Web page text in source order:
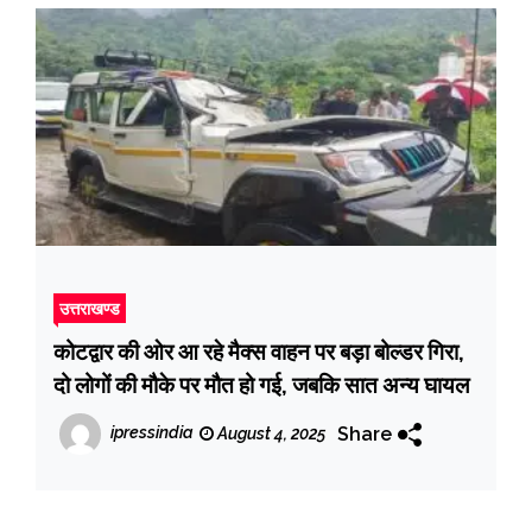
उत्तराखण्ड
कोटद्वार की ओर आ रहे मैक्स वाहन पर बड़ा बोल्डर गिरा,
दो लोगों की मौके पर मौत हो गई, जबकि सात अन्य घायल
ipressindia August 4, 2025 Share